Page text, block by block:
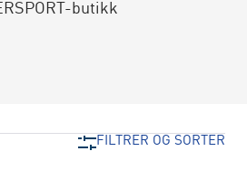
butikk
FILTRER OG SORTER